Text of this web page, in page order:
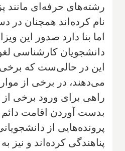
رشته‌های حرفه‌ای
نام کرده‌اند همچنان در
اما بنا دارد صدور این
دانشجویان کارشناسی
این در حالی‌ست که
می‌دهند، در برخی از
راهی برای ورود برخی از
بدست آوردن اقامت
پرونده‌هایی از
پناهندگی کرده‌اند و نیز